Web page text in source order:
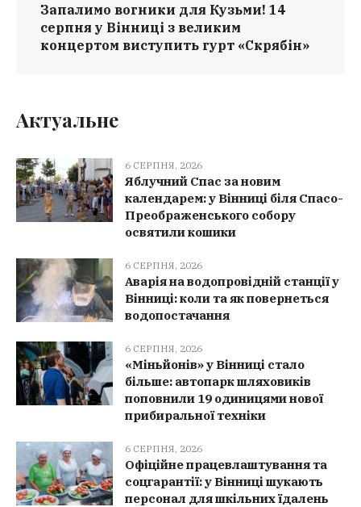
Запалимо вогники для Кузьми! 14
серпня у Вінниці з великим
концертом виступить гурт «Скрябін»
Актуальне
6 СЕРПНЯ, 2026
Яблучний Спас за новим
календарем: у Вінниці біля Спасо-
Преображенського собору
освятили кошики
6 СЕРПНЯ, 2026
Аварія на водопровідній станції у
Вінниці: коли та як повернеться
водопостачання
6 СЕРПНЯ, 2026
«Міньйонів» у Вінниці стало
більше: автопарк шляховиків
поповнили 19 одиницями нової
прибиральної техніки
6 СЕРПНЯ, 2026
Офіційне працевлаштування та
соцгарантії: у Вінниці шукають
персонал для шкільних їдалень